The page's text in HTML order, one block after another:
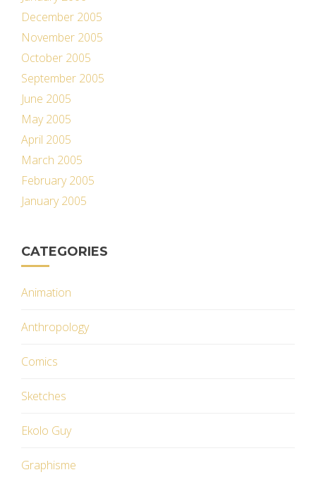
December 2005
November 2005
October 2005
September 2005
June 2005
May 2005
April 2005
March 2005
February 2005
January 2005
CATEGORIES
Animation
Anthropology
Comics
Sketches
Ekolo Guy
Graphisme